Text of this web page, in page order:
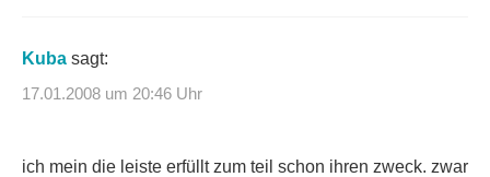
Kuba sagt:
17.01.2008 um 20:46 Uhr
ich mein die leiste erfüllt zum teil schon ihren zweck. zwar